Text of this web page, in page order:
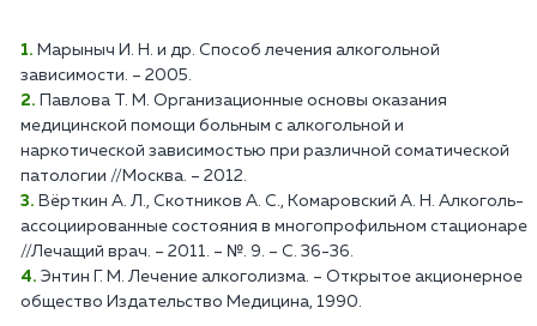
Марыныч И. Н. и др. Способ лечения алкогольной
зависимости. – 2005.
Павлова Т. М. Организационные основы оказания
медицинской помощи больным с алкогольной и
наркотической зависимостью при различной соматической
патологии //Москва. – 2012.
Вёрткин А. Л., Скотников А. С., Комаровский А. Н. Алкоголь-
ассоциированные состояния в многопрофильном стационаре
//Лечащий врач. – 2011. – №. 9. – С. 36-36.
Энтин Г. М. Лечение алкоголизма. – Открытое акционерное
общество Издательство Медицина, 1990.